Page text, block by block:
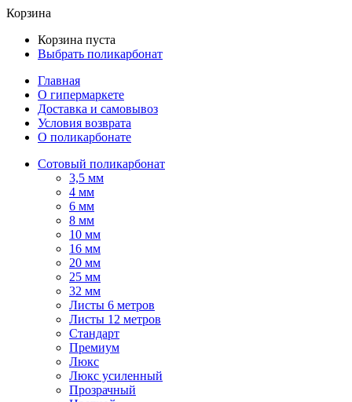
Корзина
Корзина пуста
Выбрать поликарбонат
Главная
О гипермаркете
Доставка и самовывоз
Условия возврата
О поликарбонате
Сотовый поликарбонат
3,5 мм
4 мм
6 мм
8 мм
10 мм
16 мм
20 мм
25 мм
32 мм
Листы 6 метров
Листы 12 метров
Стандарт
Премиум
Люкс
Люкс усиленный
Прозрачный